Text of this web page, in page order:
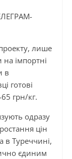
лише
на імпортні
в
готові
грн/кг.
одразу
цін
в Туреччині,
єдиним